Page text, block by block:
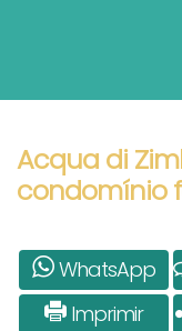
Acqua di
condomínio
WhatsApp
Imprimir